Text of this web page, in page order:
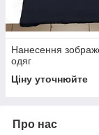
Нанесення
одяг
Ціну уточнюйте
Про нас